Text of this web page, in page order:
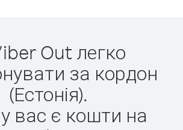
Out легко
за кордон
(Естонія).
вас є кошти на